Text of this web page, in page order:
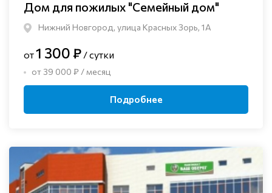
Дом для пожилых "Семейный дом"
Нижний Новгород, улица Красных Зорь, 1А
от1 300 ₽ / сутки
от 39 000 ₽ / месяц
Подробнее